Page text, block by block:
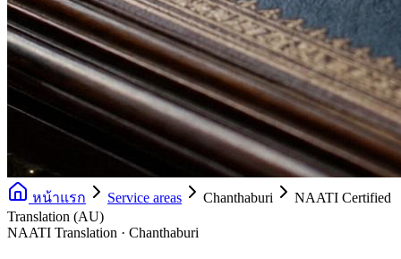
หน้าแรก Service areas Chanthaburi
NAATI Certified
Translation (AU)
NAATI Translation · Chanthaburi